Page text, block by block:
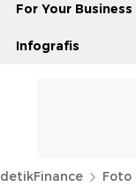
For Your Business
Infografis
detikFinance Foto